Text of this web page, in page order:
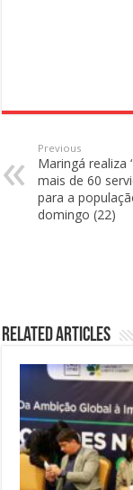
Previous
Maringá realiza
mais de 60
para a
domingo (22)
Related Articles